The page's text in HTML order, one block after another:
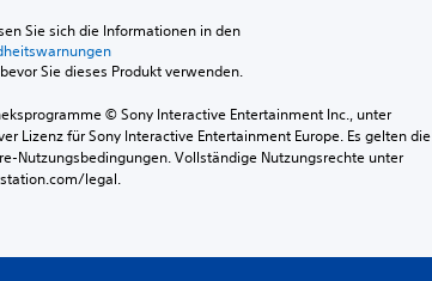
Sie sich die Informationen in den
Sie dieses Produkt verwenden.
© Sony Interactive Entertainment Inc., unter
Lizenz für Sony Interactive Entertainment Europe. Es gelten die
Nutzungsbedingungen. Vollständige Nutzungsrechte unter
legal.